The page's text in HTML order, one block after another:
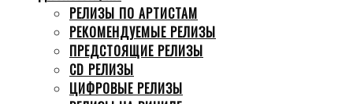
РЕЛИЗЫ ПО АРТИСТАМ
РЕКОМЕНДУЕМЫЕ РЕЛИЗЫ
ПРЕДСТОЯЩИЕ РЕЛИЗЫ
CD РЕЛИЗЫ
ЦИФРОВЫЕ РЕЛИЗЫ